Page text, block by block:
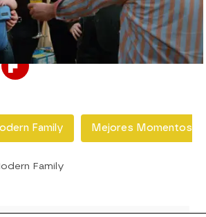
febrero de 2018, 16:40
Flipboard
Family Mejores Momentos
Family